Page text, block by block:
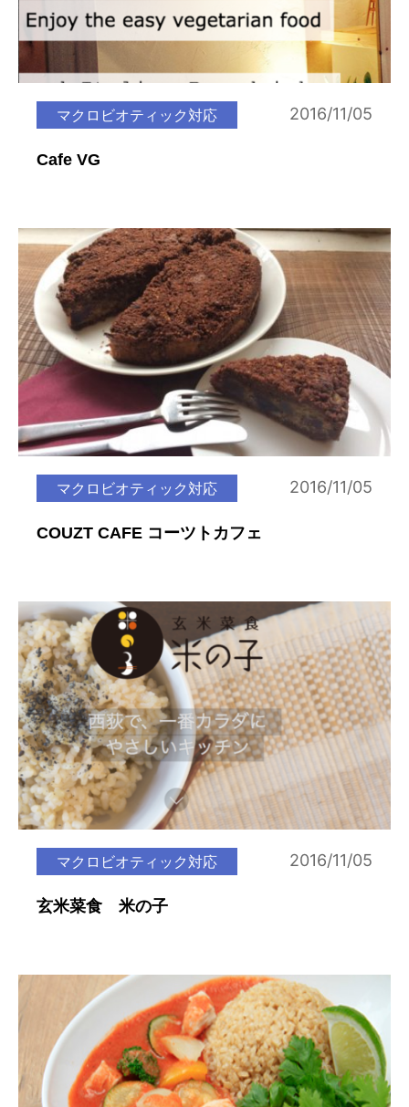
マクロビオティック対応 2016/11/05
Cafe VG
マクロビオティック対応 2016/11/05
COUZT CAFE コーツトカフェ
マクロビオティック対応 2016/11/05
玄米菜食 米の子